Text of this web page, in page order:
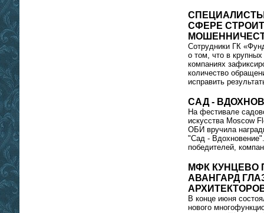
СФЕРЕ
Сотрудники ГК
о том, что в
компаниях
количество
исправить
САД -
На фестивале
искусства Moscow
ОБИ вручила
"Сад -
победителей,
МФК КУНЦЕВО
АВАНГАРД
В конце июня
нового